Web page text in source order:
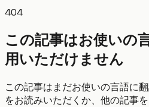
404
この記事はお使いの
用いただけません
この記事はまだお使いの言語に
をお読みいただくか、他の記事を